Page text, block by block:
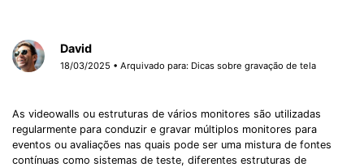
David
18/03/2025 • Arquivado para: Dicas sobre gravação de tela
As videowalls ou estruturas de vários monitores são utilizadas
regularmente para conduzir e gravar múltiplos monitores para
eventos ou avaliações nas quais pode ser uma mistura de fontes
contínuas como sistemas de teste, diferentes estruturas de